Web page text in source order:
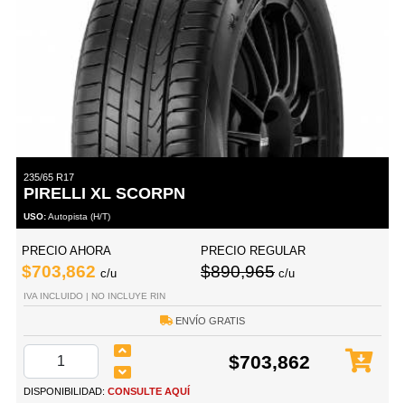
235/65 R17
PIRELLI XL SCORPN
USO:Autopista (H/T)
PRECIO AHORA
$703,862 c/u
PRECIO REGULAR
$890,965 c/u
IVA INCLUIDO | NO INCLUYE RIN
ENVÍO GRATIS
$703,862
DISPONIBILIDAD: CONSULTE AQUÍ